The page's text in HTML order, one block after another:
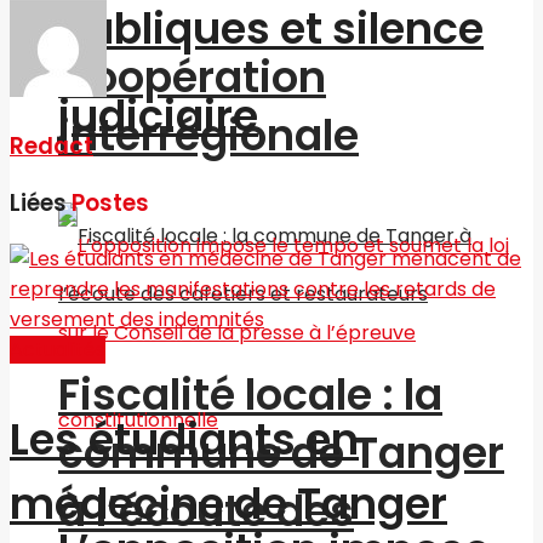
Coopération
interrégionale
Fiscalité locale : la
commune de Tanger
à l’écoute des
publiques et silence
judiciaire
Redact
LiéesPostes
Les étudiants en
médecine de Tanger